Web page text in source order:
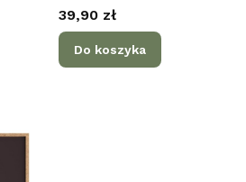
Cena
39,90 zł
Do koszyka